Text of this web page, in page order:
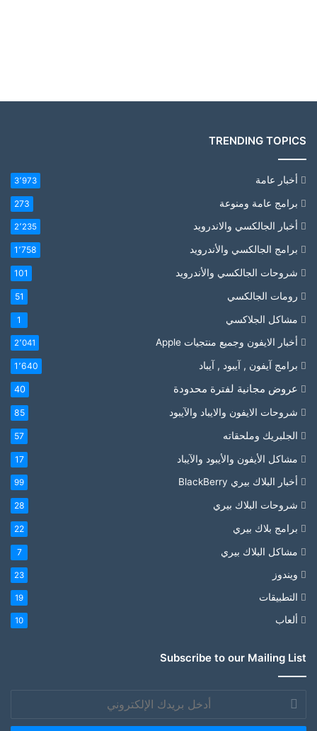
TRENDING TOPICS
أخبار عامة 3٬973
برامج عامة ومنوعة 273
أخبار الجالكسي والاندرويد 2٬235
برامج الجالكسي والأندرويد 1٬758
شروحات الجالكسي والأندرويد 101
رومات الجالكسي 51
مشاكل الجلاكسي 1
أخبار الايفون وجميع منتجيات Apple 2٬041
برامج آيفون , آيبود , آيباد 1٬640
عروض مجانية لفترة محدودة 40
شروحات الايفون والايباد والآيبود 85
الجلبريك وملحقاته 57
مشاكل الأيفون والأيبود والآيباد 17
أخبار البلاك بيري BlackBerry 99
شروحات البلاك بيري 28
برامج بلاك بيري 22
مشاكل البلاك بيري 7
ويندوز 23
التطبيقات 19
ألعاب 10
Subscribe to our Mailing List
بريدك
الإلكتروني